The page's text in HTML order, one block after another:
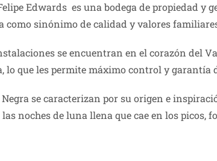
Edwards es una bodega de propiedad y
como sinónimo de calidad y valores
se encuentran en el corazón del
lo que les permite máximo control y garantía
se caracterizan por su origen e
noches de luna llena que cae en los picos,